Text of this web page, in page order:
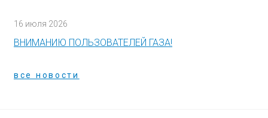
16 июля 2026
ВНИМАНИЮ ПОЛЬЗОВАТЕЛЕЙ ГАЗА!
все новости